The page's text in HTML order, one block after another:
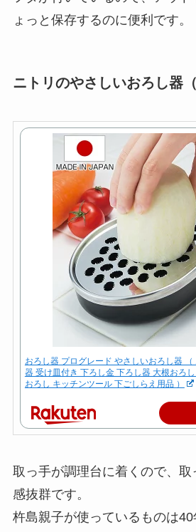
ょっと保存するのに便利です。
ニトリのやさしいおろし器
おろし器 プログレード やさしいおろし器
器 受け皿付き 下ろし金 下ろし器 大根おろ
おろし キッチンツール 下ごしらえ用品 ）
取っ手が調理台に着くので、取
感抜群です。
杵島親子が使っているものは